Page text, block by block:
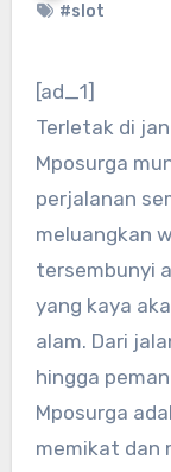
#slot
[ad_1]
Terletak di
Mposurga
perjalanan
meluangkan
tersembunyi
yang kaya
alam. Dari
hingga
Mposurga
memikat dan